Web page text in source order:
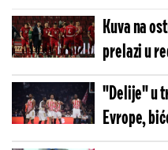
Kuva na
prelazi u
"Delije" u
Evrope,